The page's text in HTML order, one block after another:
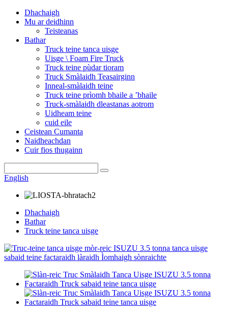
Dhachaigh
Mu ar deidhinn
Teisteanas
Bathar
Truck teine ​​​​tanca uisge
Uisge \ Foam Fire Truck
Truck teine ​​​​pùdar tioram
Truck Smàlaidh Teasairginn
Inneal-smàlaidh teine
Truck teine ​​​​prìomh bhaile a ’bhaile
Truck-smàlaidh dleastanas aotrom
Uidheam teine
cuid eile
Ceistean Cumanta
Naidheachdan
Cuir fios thugainn
English
Dhachaigh
Bathar
Truck teine ​​​​tanca uisge